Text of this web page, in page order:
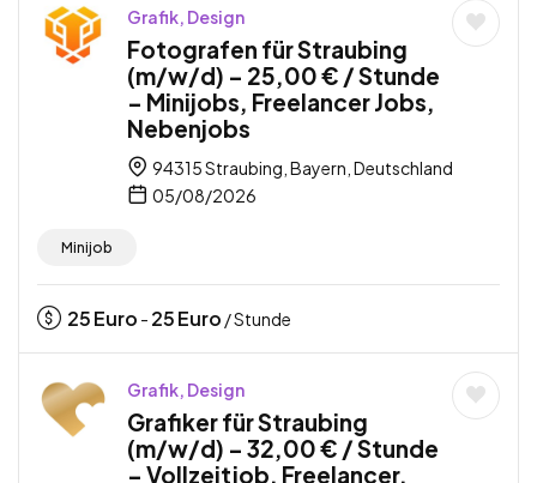
Grafik, Design
Fotografen für Straubing
(m/w/d) – 25,00 € / Stunde
– Minijobs, Freelancer Jobs,
Nebenjobs
94315 Straubing, Bayern, Deutschland
05/08/2026
Minijob
25Euro - 25Euro / Stunde
Grafik, Design
Grafiker für Straubing
(m/w/d) – 32,00 € / Stunde
– Vollzeitjob, Freelancer,